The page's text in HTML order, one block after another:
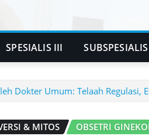
SPESIALIS III SUBSPESIALIS
Dokter Umum: Telaah Regulasi,
& MITOS OBSETRI